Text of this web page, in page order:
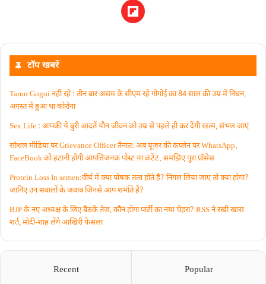
टॉप खबरें
Tarun Gogoi नहीं रहे : तीन बार असम के सीएम रहे गोगोई का 84 साल की उम्र में निधन,
अगस्त में हुआ था कोरोना
Sex Life : आपकी ये बुरी आदतें याैन जीवन को उम्र से पहले ही कर देंगी खत्म, संभल जाएं
सोशल मीडिया पर Grievance Officer तैनात: अब यूजर की कंप्लेन पर WhatsApp‚
FaceBook को हटानी होगी आपत्तिजनक पोस्ट या कंटेंट‚ समझिए पूरा प्रॉसेस
Protein Loss In semen:वीर्य में क्या पोषक तत्व होते हैं? निगल लिया जाए तो क्या होगा?
जानिए उन सवालों के जवाब जिनसे आप शर्माते हैं?
BJP के नए अध्यक्ष के लिए बैठकें तेज, कौन होगा पार्टी का नया चेहरा? RSS ने रखी खास
शर्त, मोदी-शाह लेंगे आखिरी फैसला
Recent Popular